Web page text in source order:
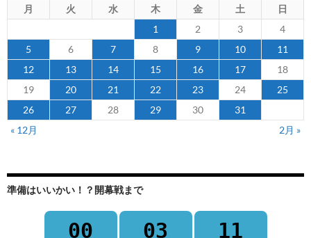
月 火 水 木 金 土
日
1
2 3
4
5
6 7 8 9 10
11
12
13 14 15 16 17
18
19
20 21 22 23 24
25
26
27 28 29 30
31
« 12月
2月 »
準備はいいかい！？開幕戦まで
00 03 11